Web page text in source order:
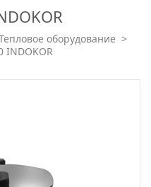
оборудование >
INDOKOR